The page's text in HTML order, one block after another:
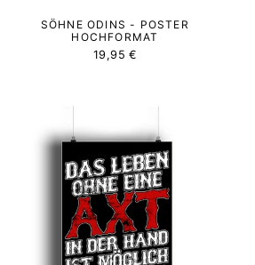
SÖHNE ODINS - POSTER
HOCHFORMAT
19,95 €